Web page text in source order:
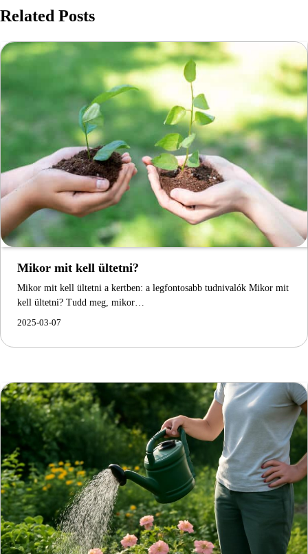
Related Posts
Mikor mit kell ültetni?
Mikor mit kell ültetni a kertben: a legfontosabb tudnivalók Mikor mit
kell ültetni? Tudd meg, mikor…
2025-03-07